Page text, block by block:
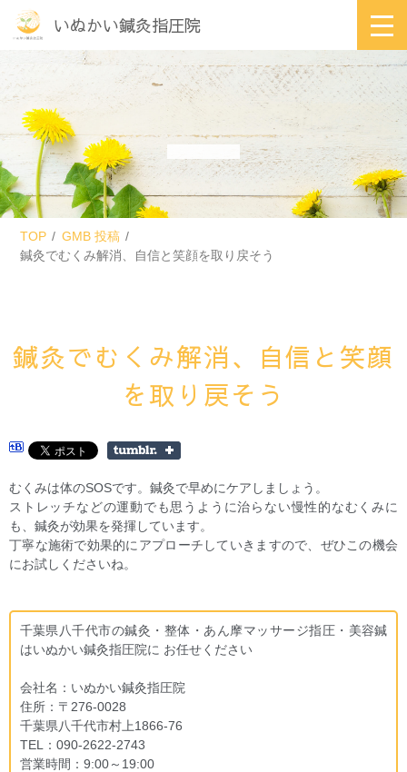
いぬかい鍼灸指圧院
TOP
GMB 投稿
鍼灸でむくみ解消、自信と笑顔を取り戻そう
鍼灸でむくみ解消、自信と笑顔
を取り戻そう
むくみは体のSOSです。鍼灸で早めにケアしましょう。
ストレッチなどの運動でも思うように治らない慢性的なむくみに
も、鍼灸が効果を発揮しています。
丁寧な施術で効果的にアプローチしていきますので、ぜひこの機会
にお試しくださいね。
千葉県八千代市の鍼灸・整体・あん摩マッサージ指圧・美容鍼
はいぬかい鍼灸指圧院に お任せください
会社名：いぬかい鍼灸指圧院
住所：〒276-0028
千葉県八千代市村上1866-76
TEL：090-2622-2743
営業時間：9:00～19:00